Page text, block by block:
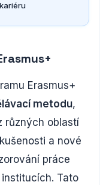
Erasmus+
metodu,
různých oblastí
a nové
práce
Tato